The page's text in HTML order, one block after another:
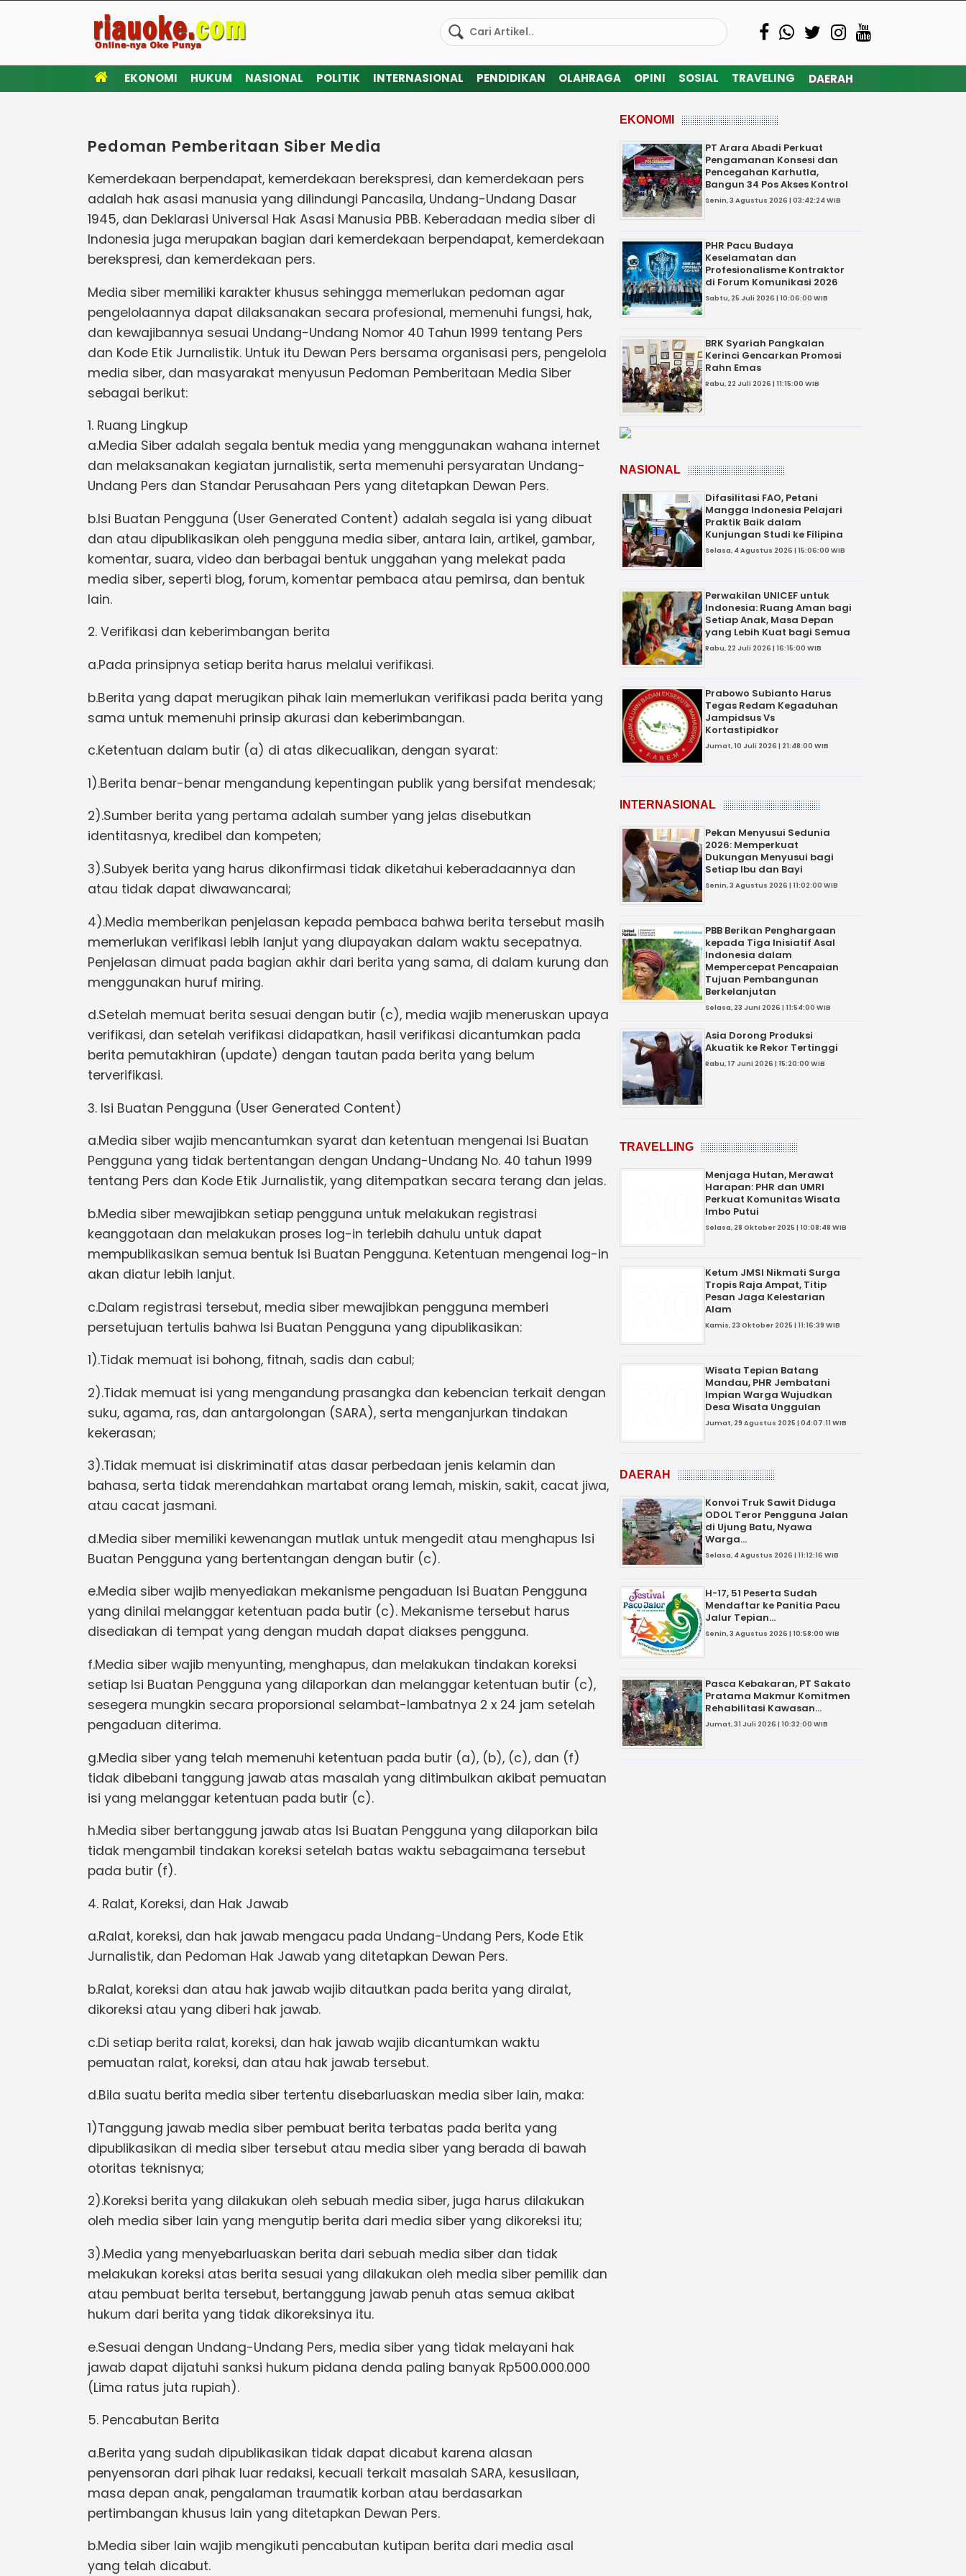
EKONOMI HUKUM NASIONAL POLITIK INTERNASIONAL PENDIDIKAN OLAHRAGA OPINI SOSIAL TRAVELING DAERAH
Pedoman Pemberitaan Siber Media
Kemerdekaan berpendapat, kemerdekaan berekspresi, dan kemerdekaan pers
adalah hak asasi manusia yang dilindungi Pancasila, Undang-Undang Dasar
1945, dan Deklarasi Universal Hak Asasi Manusia PBB. Keberadaan media siber di
Indonesia juga merupakan bagian dari kemerdekaan berpendapat, kemerdekaan
berekspresi, dan kemerdekaan pers.
Media siber memiliki karakter khusus sehingga memerlukan pedoman agar
pengelolaannya dapat dilaksanakan secara profesional, memenuhi fungsi, hak,
dan kewajibannya sesuai Undang-Undang Nomor 40 Tahun 1999 tentang Pers
dan Kode Etik Jurnalistik. Untuk itu Dewan Pers bersama organisasi pers, pengelola
media siber, dan masyarakat menyusun Pedoman Pemberitaan Media Siber
sebagai berikut:
1. Ruang Lingkup
a.Media Siber adalah segala bentuk media yang menggunakan wahana internet
dan melaksanakan kegiatan jurnalistik, serta memenuhi persyaratan Undang-
Undang Pers dan Standar Perusahaan Pers yang ditetapkan Dewan Pers.
b.Isi Buatan Pengguna (User Generated Content) adalah segala isi yang dibuat
dan atau dipublikasikan oleh pengguna media siber, antara lain, artikel, gambar,
komentar, suara, video dan berbagai bentuk unggahan yang melekat pada
media siber, seperti blog, forum, komentar pembaca atau pemirsa, dan bentuk
lain.
2. Verifikasi dan keberimbangan berita
a.Pada prinsipnya setiap berita harus melalui verifikasi.
b.Berita yang dapat merugikan pihak lain memerlukan verifikasi pada berita yang
sama untuk memenuhi prinsip akurasi dan keberimbangan.
c.Ketentuan dalam butir (a) di atas dikecualikan, dengan syarat:
1).Berita benar-benar mengandung kepentingan publik yang bersifat mendesak;
2).Sumber berita yang pertama adalah sumber yang jelas disebutkan
identitasnya, kredibel dan kompeten;
3).Subyek berita yang harus dikonfirmasi tidak diketahui keberadaannya dan
atau tidak dapat diwawancarai;
4).Media memberikan penjelasan kepada pembaca bahwa berita tersebut masih
memerlukan verifikasi lebih lanjut yang diupayakan dalam waktu secepatnya.
Penjelasan dimuat pada bagian akhir dari berita yang sama, di dalam kurung dan
menggunakan huruf miring.
d.Setelah memuat berita sesuai dengan butir (c), media wajib meneruskan upaya
verifikasi, dan setelah verifikasi didapatkan, hasil verifikasi dicantumkan pada
berita pemutakhiran (update) dengan tautan pada berita yang belum
terverifikasi.
3. Isi Buatan Pengguna (User Generated Content)
a.Media siber wajib mencantumkan syarat dan ketentuan mengenai Isi Buatan
Pengguna yang tidak bertentangan dengan Undang-Undang No. 40 tahun 1999
tentang Pers dan Kode Etik Jurnalistik, yang ditempatkan secara terang dan jelas.
b.Media siber mewajibkan setiap pengguna untuk melakukan registrasi
keanggotaan dan melakukan proses log-in terlebih dahulu untuk dapat
mempublikasikan semua bentuk Isi Buatan Pengguna. Ketentuan mengenai log-in
akan diatur lebih lanjut.
c.Dalam registrasi tersebut, media siber mewajibkan pengguna memberi
persetujuan tertulis bahwa Isi Buatan Pengguna yang dipublikasikan:
1).Tidak memuat isi bohong, fitnah, sadis dan cabul;
2).Tidak memuat isi yang mengandung prasangka dan kebencian terkait dengan
suku, agama, ras, dan antargolongan (SARA), serta menganjurkan tindakan
kekerasan;
3).Tidak memuat isi diskriminatif atas dasar perbedaan jenis kelamin dan
bahasa, serta tidak merendahkan martabat orang lemah, miskin, sakit, cacat jiwa,
atau cacat jasmani.
d.Media siber memiliki kewenangan mutlak untuk mengedit atau menghapus Isi
Buatan Pengguna yang bertentangan dengan butir (c).
e.Media siber wajib menyediakan mekanisme pengaduan Isi Buatan Pengguna
yang dinilai melanggar ketentuan pada butir (c). Mekanisme tersebut harus
disediakan di tempat yang dengan mudah dapat diakses pengguna.
f.Media siber wajib menyunting, menghapus, dan melakukan tindakan koreksi
setiap Isi Buatan Pengguna yang dilaporkan dan melanggar ketentuan butir (c),
sesegera mungkin secara proporsional selambat-lambatnya 2 x 24 jam setelah
pengaduan diterima.
g.Media siber yang telah memenuhi ketentuan pada butir (a), (b), (c), dan (f)
tidak dibebani tanggung jawab atas masalah yang ditimbulkan akibat pemuatan
isi yang melanggar ketentuan pada butir (c).
h.Media siber bertanggung jawab atas Isi Buatan Pengguna yang dilaporkan bila
tidak mengambil tindakan koreksi setelah batas waktu sebagaimana tersebut
pada butir (f).
4. Ralat, Koreksi, dan Hak Jawab
a.Ralat, koreksi, dan hak jawab mengacu pada Undang-Undang Pers, Kode Etik
Jurnalistik, dan Pedoman Hak Jawab yang ditetapkan Dewan Pers.
b.Ralat, koreksi dan atau hak jawab wajib ditautkan pada berita yang diralat,
dikoreksi atau yang diberi hak jawab.
c.Di setiap berita ralat, koreksi, dan hak jawab wajib dicantumkan waktu
pemuatan ralat, koreksi, dan atau hak jawab tersebut.
d.Bila suatu berita media siber tertentu disebarluaskan media siber lain, maka:
1)Tanggung jawab media siber pembuat berita terbatas pada berita yang
dipublikasikan di media siber tersebut atau media siber yang berada di bawah
otoritas teknisnya;
2).Koreksi berita yang dilakukan oleh sebuah media siber, juga harus dilakukan
oleh media siber lain yang mengutip berita dari media siber yang dikoreksi itu;
3).Media yang menyebarluaskan berita dari sebuah media siber dan tidak
melakukan koreksi atas berita sesuai yang dilakukan oleh media siber pemilik dan
atau pembuat berita tersebut, bertanggung jawab penuh atas semua akibat
hukum dari berita yang tidak dikoreksinya itu.
e.Sesuai dengan Undang-Undang Pers, media siber yang tidak melayani hak
jawab dapat dijatuhi sanksi hukum pidana denda paling banyak Rp500.000.000
(Lima ratus juta rupiah).
5. Pencabutan Berita
a.Berita yang sudah dipublikasikan tidak dapat dicabut karena alasan
penyensoran dari pihak luar redaksi, kecuali terkait masalah SARA, kesusilaan,
masa depan anak, pengalaman traumatik korban atau berdasarkan
pertimbangan khusus lain yang ditetapkan Dewan Pers.
b.Media siber lain wajib mengikuti pencabutan kutipan berita dari media asal
yang telah dicabut.
EKONOMI
PT Arara Abadi Perkuat
Pengamanan Konsesi dan
Pencegahan Karhutla,
Bangun 34 Pos Akses Kontrol
Senin, 3 Agustus 2026 | 03:42:24 WIB
PHR Pacu Budaya
Keselamatan dan
Profesionalisme Kontraktor
di Forum Komunikasi 2026
Sabtu, 25 Juli 2026 | 10:06:00 WIB
BRK Syariah Pangkalan
Kerinci Gencarkan Promosi
Rahn Emas
Rabu, 22 Juli 2026 | 11:15:00 WIB
NASIONAL
Difasilitasi FAO, Petani
Mangga Indonesia Pelajari
Praktik Baik dalam
Kunjungan Studi ke Filipina
Selasa, 4 Agustus 2026 | 15:06:00 WIB
Perwakilan UNICEF untuk
Indonesia: Ruang Aman bagi
Setiap Anak, Masa Depan
yang Lebih Kuat bagi Semua
Rabu, 22 Juli 2026 | 16:15:00 WIB
Prabowo Subianto Harus
Tegas Redam Kegaduhan
Jampidsus Vs
Kortastipidkor
Jumat, 10 Juli 2026 | 21:48:00 WIB
INTERNASIONAL
Pekan Menyusui Sedunia
2026: Memperkuat
Dukungan Menyusui bagi
Setiap Ibu dan Bayi
Senin, 3 Agustus 2026 | 11:02:00 WIB
PBB Berikan Penghargaan
kepada Tiga Inisiatif Asal
Indonesia dalam
Mempercepat Pencapaian
Tujuan Pembangunan
Berkelanjutan
Selasa, 23 Juni 2026 | 11:54:00 WIB
Asia Dorong Produksi
Akuatik ke Rekor Tertinggi
Rabu, 17 Juni 2026 | 15:20:00 WIB
TRAVELLING
Menjaga Hutan, Merawat
Harapan: PHR dan UMRI
Perkuat Komunitas Wisata
Imbo Putui
Selasa, 28 Oktober 2025 | 10:08:48 WIB
Ketum JMSI Nikmati Surga
Tropis Raja Ampat, Titip
Pesan Jaga Kelestarian
Alam
Kamis, 23 Oktober 2025 | 11:16:39 WIB
Wisata Tepian Batang
Mandau, PHR Jembatani
Impian Warga Wujudkan
Desa Wisata Unggulan
Jumat, 29 Agustus 2025 | 04:07:11 WIB
DAERAH
Konvoi Truk Sawit Diduga
ODOL Teror Pengguna Jalan
di Ujung Batu, Nyawa
Warga...
Selasa, 4 Agustus 2026 | 11:12:16 WIB
H-17, 51 Peserta Sudah
Mendaftar ke Panitia Pacu
Jalur Tepian...
Senin, 3 Agustus 2026 | 10:58:00 WIB
Pasca Kebakaran, PT Sakato
Pratama Makmur Komitmen
Rehabilitasi Kawasan...
Jumat, 31 Juli 2026 | 10:32:00 WIB